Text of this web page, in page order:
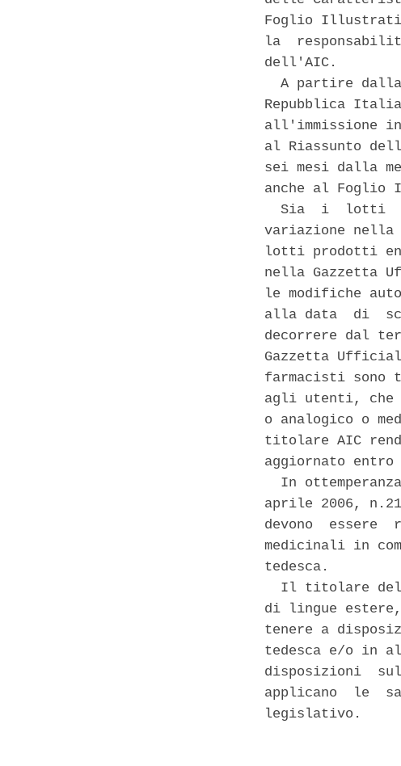
Foglio
la
dell'AIC.
A partire
Repubblica
all'immissione
al Riassunto
sei mesi dalla
anche al
Sia  i  lotti
variazione
lotti prodotti
nella Gazzetta
le modifiche
alla data  di
decorrere dal
Gazzetta
farmacisti sono
agli utenti, che
o analogico o
titolare AIC
aggiornato entro
In
aprile 2006,
devono
medicinali in
tedesca.
Il titolare
di lingue
tenere a
tedesca e/o in
disposizioni
applicano  le
legislativo.